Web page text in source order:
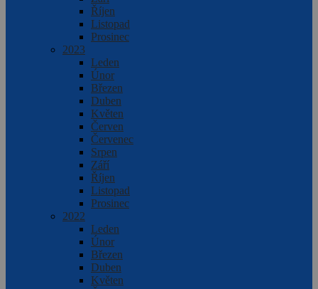
Říjen
Listopad
Prosinec
2023
Leden
Únor
Březen
Duben
Květen
Červen
Červenec
Srpen
Září
Říjen
Listopad
Prosinec
2022
Leden
Únor
Březen
Duben
Květen